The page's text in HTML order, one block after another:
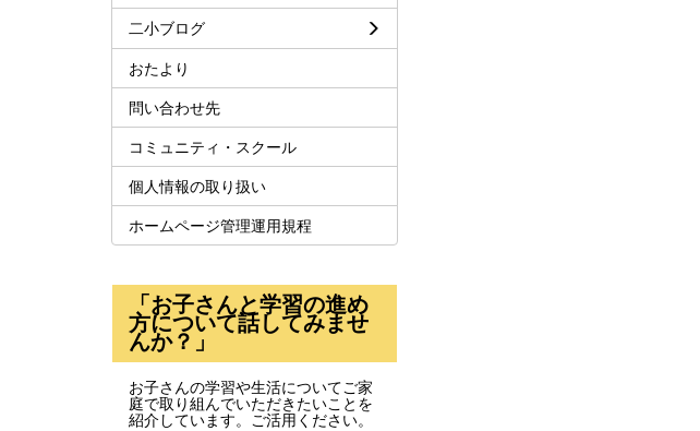
二小ブログ
おたより
問い合わせ先
コミュニティ・スクール
個人情報の取り扱い
ホームページ管理運用規程
「お子さんと学習の進め
方について話してみませ
んか？」
お子さんの学習や生活についてご家
庭で取り組んでいただきたいことを
紹介しています。ご活用ください。